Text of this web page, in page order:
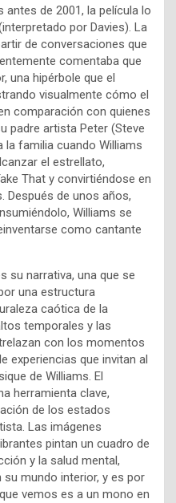
antes de 2001, la película lo
por Davies). La
de conversaciones que
comentaba que
una hipérbole que el
visualmente cómo el
comparación con quienes
padre artista Peter (Steve
la familia cuando Williams
el estrellato,
That y convirtiéndose en
Después de unos años,
Williams se
como cantante
su narrativa, una que se
una estructura
caótica de la
temporales y las
con los momentos
experiencias que invitan al
de Williams. El
herramienta clave,
de los estados
Las imágenes
pintan un cuadro de
y la salud mental,
mundo interior, y es por
vemos es a un mono en